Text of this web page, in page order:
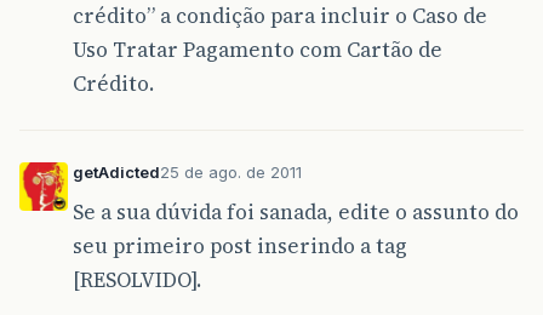
crédito” a condição para incluir o Caso de
Uso Tratar Pagamento com Cartão de
Crédito.
getAdicted25 de ago. de 2011
Se a sua dúvida foi sanada, edite o assunto do
seu primeiro post inserindo a tag
[RESOLVIDO].